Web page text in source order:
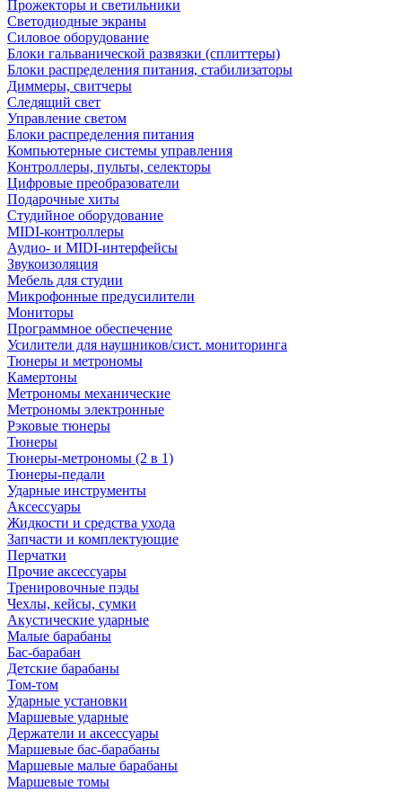
Прожекторы и светильники
Светодиодные экраны
Силовое оборудование
Блоки гальванической развязки (сплиттеры)
Блоки распределения питания, стабилизаторы
Диммеры, свитчеры
Следящий свет
Управление светом
Блоки распределения питания
Компьютерные системы управления
Контроллеры, пульты, селекторы
Цифровые преобразователи
Подарочные хиты
Студийное оборудование
MIDI-контроллеры
Аудио- и MIDI-интерфейсы
Звукоизоляция
Мебель для студии
Микрофонные предусилители
Мониторы
Программное обеспечение
Усилители для наушников/сист. мониторинга
Тюнеры и метрономы
Камертоны
Метрономы механические
Метрономы электронные
Рэковые тюнеры
Тюнеры
Тюнеры-метрономы (2 в 1)
Тюнеры-педали
Ударные инструменты
Аксессуары
Жидкости и средства ухода
Запчасти и комплектующие
Перчатки
Прочие аксессуары
Тренировочные пэды
Чехлы, кейсы, сумки
Акустические ударные
Mалые барабаны
Бас-барабан
Детские барабаны
Том-том
Ударные установки
Маршевые ударные
Держатели и аксессуары
Маршевые бас-барабаны
Маршевые малые барабаны
Маршевые томы